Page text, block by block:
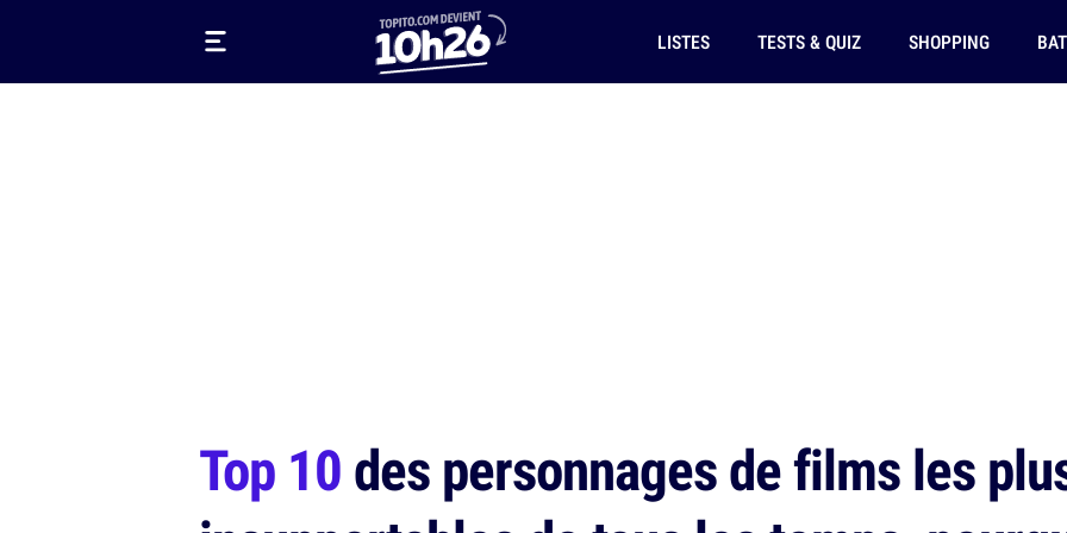
LISTES TESTS & QUIZ SHOPPING
Top 10des personnages de films les